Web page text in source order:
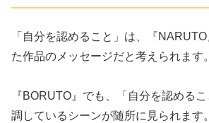
「自分を認めること」は、『
た作品のメッセージだと考えられます
『BORUTO』でも、「自分を認める
調しているシーンが随所に見られます